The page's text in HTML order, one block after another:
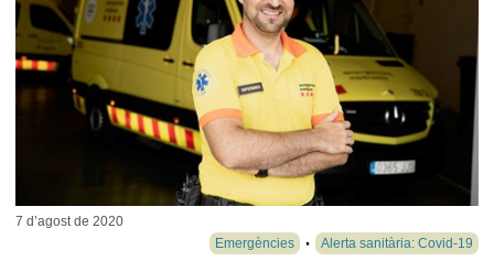
7 d’agost de 2020
Emergències
Alerta sanitària: Covid-19